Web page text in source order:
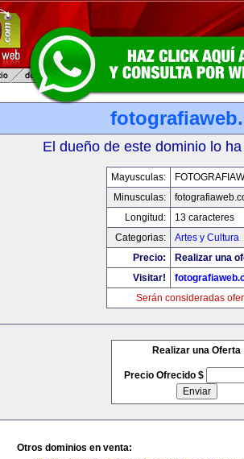
El dueño de este dominio lo
Mayusculas:
Minusculas:
Longitud:
13 caracteres
Categorias:
Artes y Cultura
Precio:
Realizar una
Visitar!
Serán consideradas
Realizar una Oferta
Precio Ofrecido $
Otros dominios en venta: